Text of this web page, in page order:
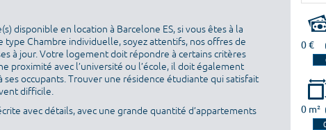
0 €
0 m²
disponible en location à Barcelone ES, si vous êtes à la
type Chambre individuelle, soyez attentifs, nos offres de
à jour. Votre logement doit répondre à certains critères
proximité avec l’université ou l’école, il doit également
occupants. Trouver une résidence étudiante qui satisfait
difficile.
avec détails, avec une grande quantité d’appartements